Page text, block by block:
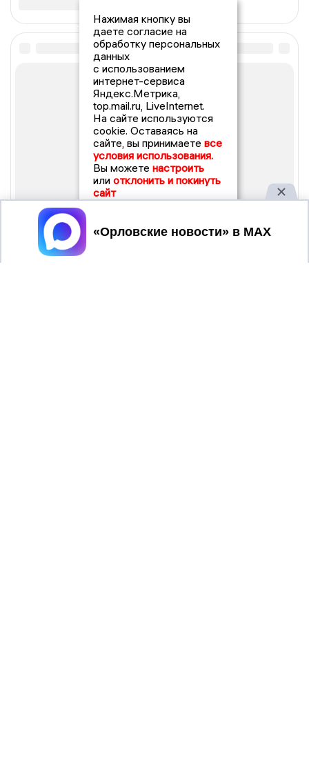
Нажимая кнопку вы
даете согласие на
обработку персональных
данных
с использованием
интернет-сервиса
Яндекс.Метрика,
top.mail.ru, LiveInternet.
На сайте используются
cookie. Оставаясь на
сайте, вы принимаете все
условия использования.
Вы можете настроить
или отклонить и покинуть
сайт
Принять